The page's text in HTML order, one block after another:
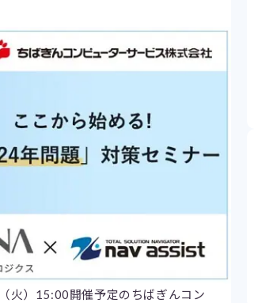
火）15:00開催予定のちばぎんコン